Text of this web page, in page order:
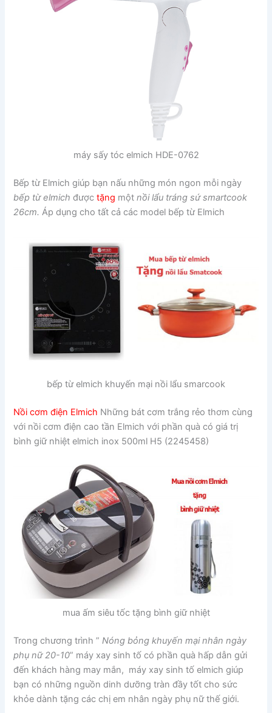
máy sấy tóc elmich HDE-0762
Bếp từ Elmich giúp bạn nấu những món ngon mỗi ngày
bếp từ elmich được tặng mộtnồi lẩu tráng sứ smartcook
26cm.Áp dụng cho tất cả các model bếp từ Elmich
bếp từ elmich khuyến mại nồi lẩu smarcook
Nồi cơm điện Elmich Những bát cơm trắng rẻo thơm cùng
với nồi cơm điện cao tần Elmich với phần quà có giá trị
bình giữ nhiệt elmich inox 500ml H5 (2245458)
mua ấm siêu tốc tặng bình giữ nhiệt
Trong chương trình ”Nóng bỏng khuyến mại nhân ngày
phụ nữ 20-10” máy xay sinh tố có phần quà hấp dẫn gửi
đến khách hàng may mắn, máy xay sinh tố elmich giúp
bạn có những nguồn dinh dưỡng tràn đầy tốt cho sức
khỏe dành tặng các chị em nhân ngày phụ nữ thế giới.